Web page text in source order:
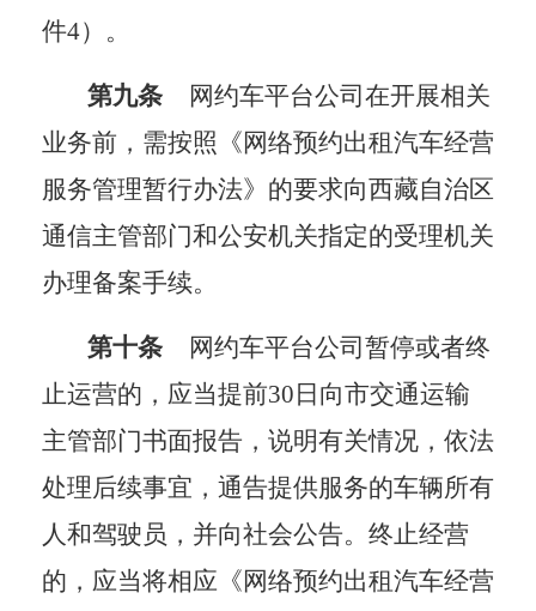
件4） 。
第九条
网约车平台公司在开展相关
业务前，需按照《网络预约出租汽车经营
服务管理暂行办法》的要求向西藏自治区
通信主管部门和公安机关指定的受理机关
办理备案手续。
第十条
网约车平台公司暂停或者终
止运营的，应当提前30日向市交通运输
主管部门书面报告，说明有关情况， 依法
处理后续事宜， 通告提供服务的车辆所有
人和驾驶员，并向社会公告。终止经营
的，应当将相应《网络预约出租汽车经营